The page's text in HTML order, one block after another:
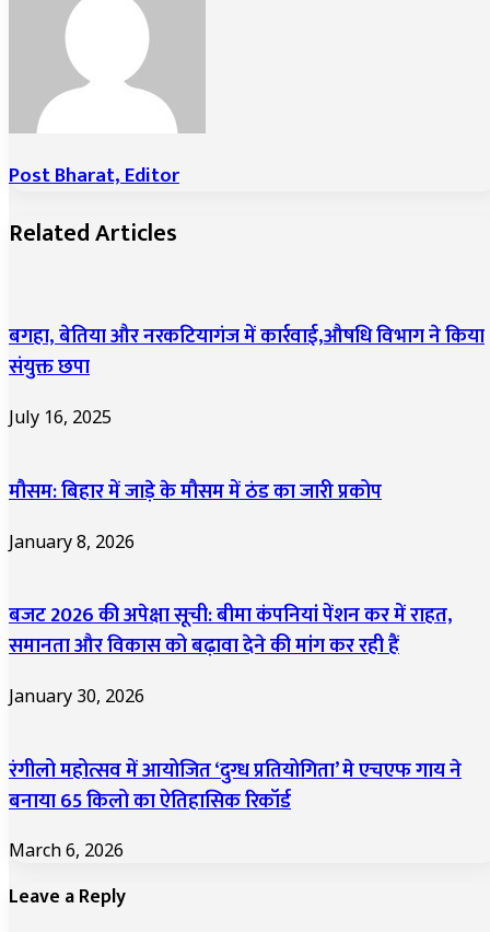
Post Bharat, Editor
Related Articles
बगहा, बेतिया और नरकटियागंज में कार्रवाई,औषधि विभाग ने किया
संयुक्त छपा
July 16, 2025
मौसम: बिहार में जाड़े के मौसम में ठंड का जारी प्रकोप
January 8, 2026
बजट 2026 की अपेक्षा सूची: बीमा कंपनियां पेंशन कर में राहत,
समानता और विकास को बढ़ावा देने की मांग कर रही हैं
January 30, 2026
रंगीलो महोत्सव में आयोजित ‘दुग्ध प्रतियोगिता’ मे एचएफ गाय ने
बनाया 65 किलो का ऐतिहासिक रिकॉर्ड
March 6, 2026
Leave a Reply